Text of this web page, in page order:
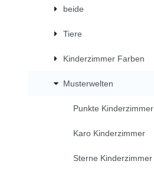
beide
Tiere
Kinderzimmer Farben
Musterwelten
Punkte Kinderzimmer
Karo Kinderzimmer
Sterne Kinderzimmer